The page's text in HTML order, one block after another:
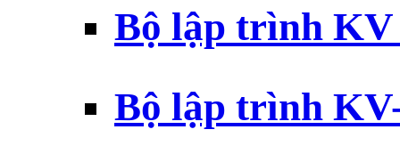
Bộ lập trình
Bộ lập trình